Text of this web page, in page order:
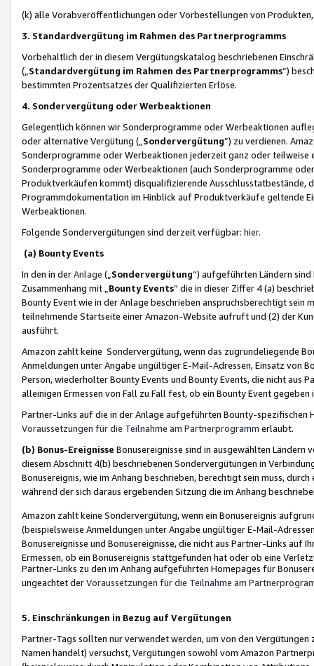
(k) alle Vorabveröffentlichungen oder Vorbestellungen von
3. Standardvergütung im Rahmen des Partnerprogramms
Vorbehaltlich der in diesem Vergütungskatalog beschriebenen
(„ Standardvergütung im Rahmen des Partnerprogramms“)
bestimmten Prozentsatzes der Qualifizierten Erlöse.
4. Sondervergütung oder Werbeaktionen
Gelegentlich können wir Sonderprogramme oder Werbeaktionen
oder alternative Vergütung („ Sondervergütung”) zu verdienen.
Sonderprogramme oder Werbeaktionen jederzeit ganz oder
Sonderprogramme oder Werbeaktionen (auch Sonderprogramme
Produktverkäufen kommt) disqualifizierende Ausschlusstatbestände,
Programmdokumentation im Hinblick auf Produktverkäufe geltende
Werbeaktionen.
Folgende Sondervergütungen sind derzeit verfügbar: hier.
(a) Bounty Events
In den in derAnlage („ Sondervergütung“) aufgeführten Ländern
Zusammenhang mit „ Bounty Events“ die in dieser Ziffer 4 (a)
Bounty Event wie in der Anlage beschrieben anspruchsberechtigt sein
teilnehmende Startseite einer Amazon-Website aufruft und (2) der
ausführt.
Amazon zahlt keine Sondervergütung, wenn das zugrundeliegende
Anmeldungen unter Angabe ungültiger E-Mail-Adressen, Einsatz von
Person, wiederholter Bounty Events und Bounty Events, die nicht
alleinigen Ermessen von Fall zu Fall fest, ob ein Bounty Event
Partner-Links auf die in der Anlage aufgeführten Bounty-spezifischen
Voraussetzungen für die Teilnahme am Partnerprogramm erlaubt.
(b) Bonus-Ereignisse Bonusereignisse sind in ausgewählten Ländern
diesem Abschnitt 4(b) beschriebenen Sondervergütungen in
Bonusereignis, wie im Anhang beschrieben, berechtigt sein muss,
während der sich daraus ergebenden Sitzung die im Anhang
Amazon zahlt keine Sondervergütung, wenn ein Bonusereignis
(beispielsweise Anmeldungen unter Angabe ungültiger E-Mail-
Bonusereignisse und Bonusereignisse, die nicht aus Partner-Links auf
Ermessen, ob ein Bonusereignis stattgefunden hat oder ob eine
Partner-Links zu den im Anhang aufgeführten Homepages für
ungeachtet derVoraussetzungen für die Teilnahme am
5. Einschränkungen in Bezug auf Vergütungen
Partner-Tags sollten nur verwendet werden, um von den
Namen handelt) versuchst, Vergütungen sowohl vom Amazon